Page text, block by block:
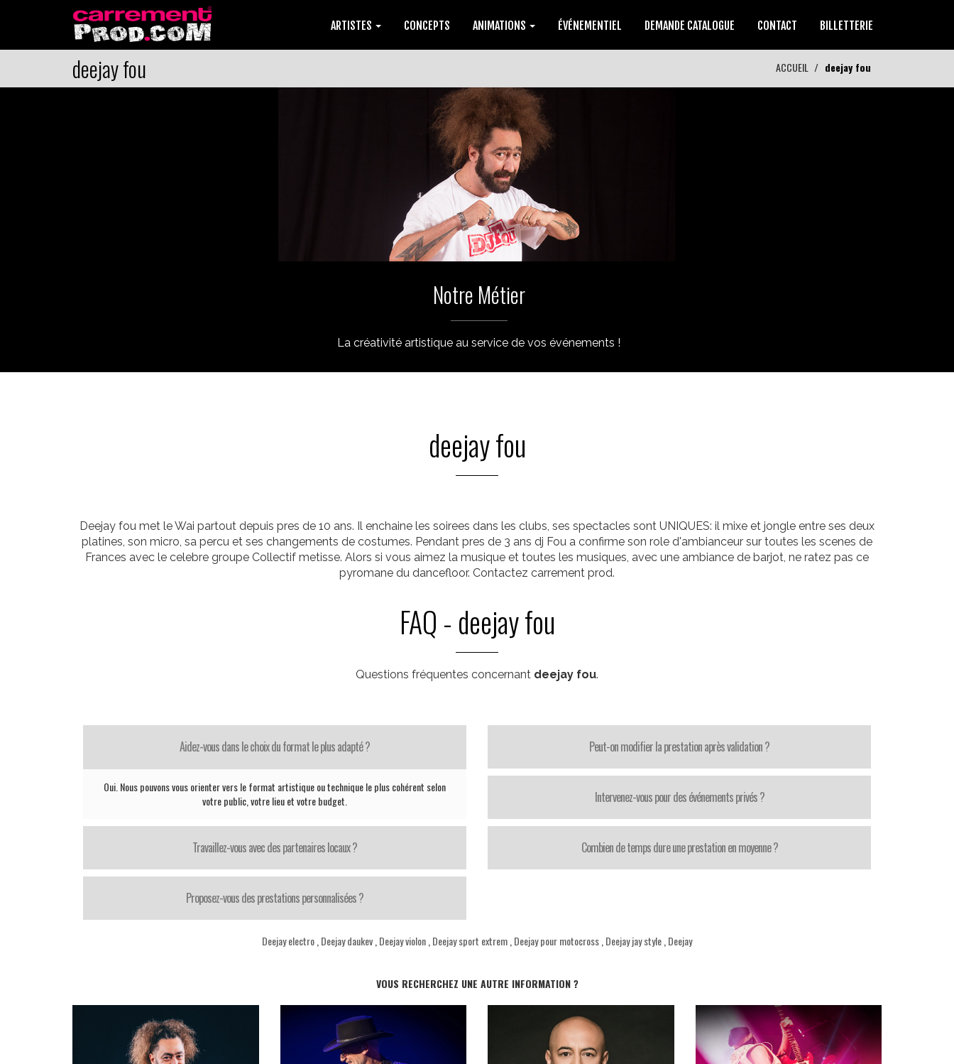
ARTISTES CONCEPTS ANIMATIONS ÉVÉNEMENTIEL DEMANDE CATALOGUE CONTACT BILLETTERIE
deejay fou ACCUEIL deejay fou
Notre Métier
La créativité artistique au service de vos événements !
deejay fou
Deejay fou met le Wai partout depuis pres de 10 ans. Il enchaine les soirees dans les clubs, ses spectacles sont UNIQUES: il mixe et jongle entre ses deux
platines, son micro, sa percu et ses changements de costumes. Pendant pres de 3 ans dj Fou a confirme son role d'ambianceur sur toutes les scenes de
Frances avec le celebre groupe Collectif metisse. Alors si vous aimez la musique et toutes les musiques, avec une ambiance de barjot, ne ratez pas ce
pyromane du dancefloor. Contactez carrement prod.
FAQ - deejay fou
Questions fréquentes concernant deejay fou.
Aidez-vous dans le choix du format le plus adapté ?
Oui. Nous pouvons vous orienter vers le format artistique ou technique le plus cohérent selon
votre public, votre lieu et votre budget.
Travaillez-vous avec des partenaires locaux ?
Proposez-vous des prestations personnalisées ?
Peut-on modifier la prestation après validation ?
Intervenez-vous pour des événements privés ?
Combien de temps dure une prestation en moyenne ?
Deejay electro Deejay daukev Deejay violon Deejay sport extrem Deejay pour motocross Deejay jay style Deejay
VOUS RECHERCHEZ UNE AUTRE INFORMATION ?